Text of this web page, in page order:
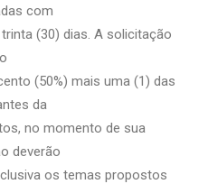
com
(30) dias. A solicitação
(50%) mais uma (1) das
da
no momento de sua
deverão
os temas propostos